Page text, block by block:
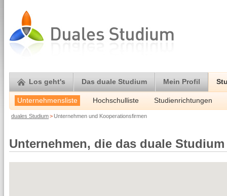
Los geht's Das duale Studium Mein Profil
Unternehmensliste Hochschulliste Studienrichtungen
duales Studium> Unternehmen und Kooperationsfirmen
Unternehmen, die das duale